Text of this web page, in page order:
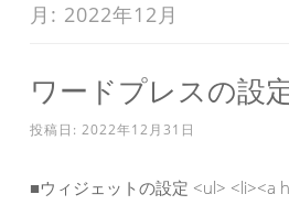
月: 2022年12月
ワードプレスの設
投稿日: 2022年12月31日
■ウィジェットの設定 <ul> <li><a